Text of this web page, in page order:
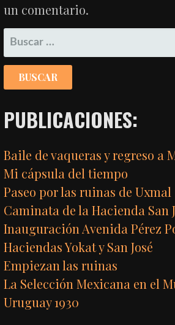
un comentario.
BUSCAR:
PUBLICACIONES:
Baile de vaqueras y regreso a
Mi cápsula del tiempo
Paseo por las ruinas de Uxmal
Caminata de la Hacienda San
Inauguración Avenida Pérez
Haciendas Yokat y San José
Empiezan las ruinas
La Selección Mexicana en el
Uruguay 1930